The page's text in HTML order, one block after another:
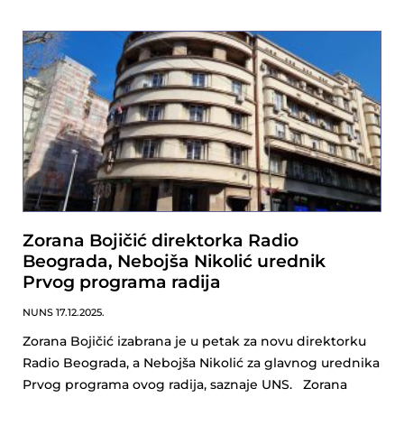
Zorana Bojičić direktorka Radio
Beograda, Nebojša Nikolić urednik
Prvog programa radija
NUNS 17.12.2025.
Zorana Bojičić izabrana je u petak za novu direktorku
Radio Beograda, a Nebojša Nikolić za glavnog urednika
Prvog programa ovog radija, saznaje UNS. Zorana